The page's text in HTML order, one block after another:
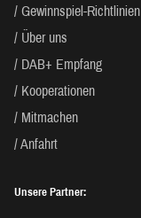
Gewinnspiel-Richtlinien
Über uns
DAB+ Empfang
Kooperationen
Mitmachen
Anfahrt
Unsere Partner: